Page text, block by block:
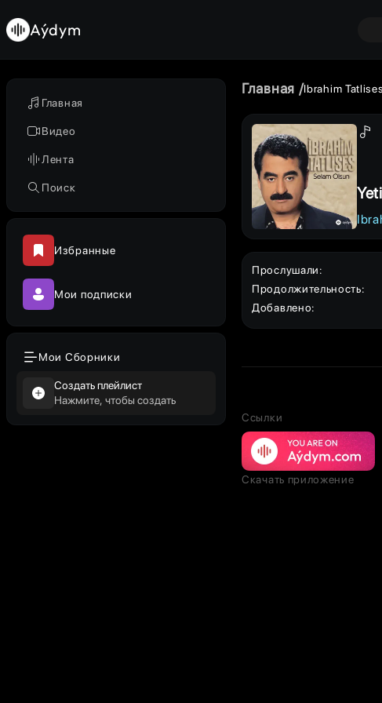
Главная
Видео
Лента
Поиск
Избранные
Мои подписки
Мои Сборники
Создать плейлист
Нажмите, чтобы создать
Aýdym
Главная Ibrahim Tatlises
Прослушали:
Продолжительность:
Добавлено:
Ссылки
Скачать приложение